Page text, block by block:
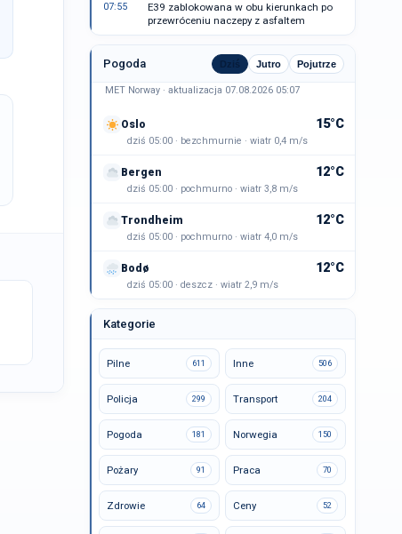
07:55
E39 zablokowana w obu kierunkach po
przewróceniu naczepy z asfaltem
Pogoda Dziś Jutro Pojutrze
MET Norway · aktualizacja 07.08.2026 05:07
Oslo 15°C
dziś 05:00 · bezchmurnie · wiatr 0,4 m/s
Bergen 12°C
dziś 05:00 · pochmurno · wiatr 3,8 m/s
Trondheim 12°C
dziś 05:00 · pochmurno · wiatr 4,0 m/s
Bodø 12°C
dziś 05:00 · deszcz · wiatr 2,9 m/s
Kategorie
Pilne 611 Inne 506
Policja 299 Transport 204
Pogoda 181 Norwegia 150
Pożary 91 Praca 70
Zdrowie 64 Ceny 52